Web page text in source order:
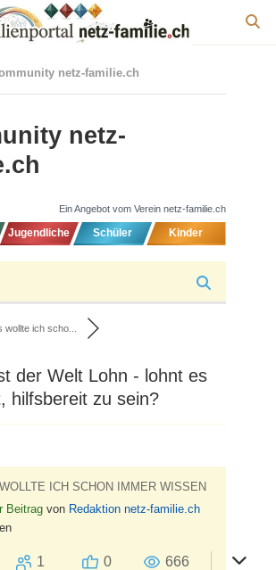
netz-familie.ch
netz-
Ein Angebot vom Verein netz-familie.ch
Jugendliche Schüler Kinder
wollte ich scho...
der Welt Lohn - lohnt es
hilfsbereit zu sein?
ICH SCHON IMMER WISSEN
Beitrag von Redaktion netz-familie.ch
1 0 666